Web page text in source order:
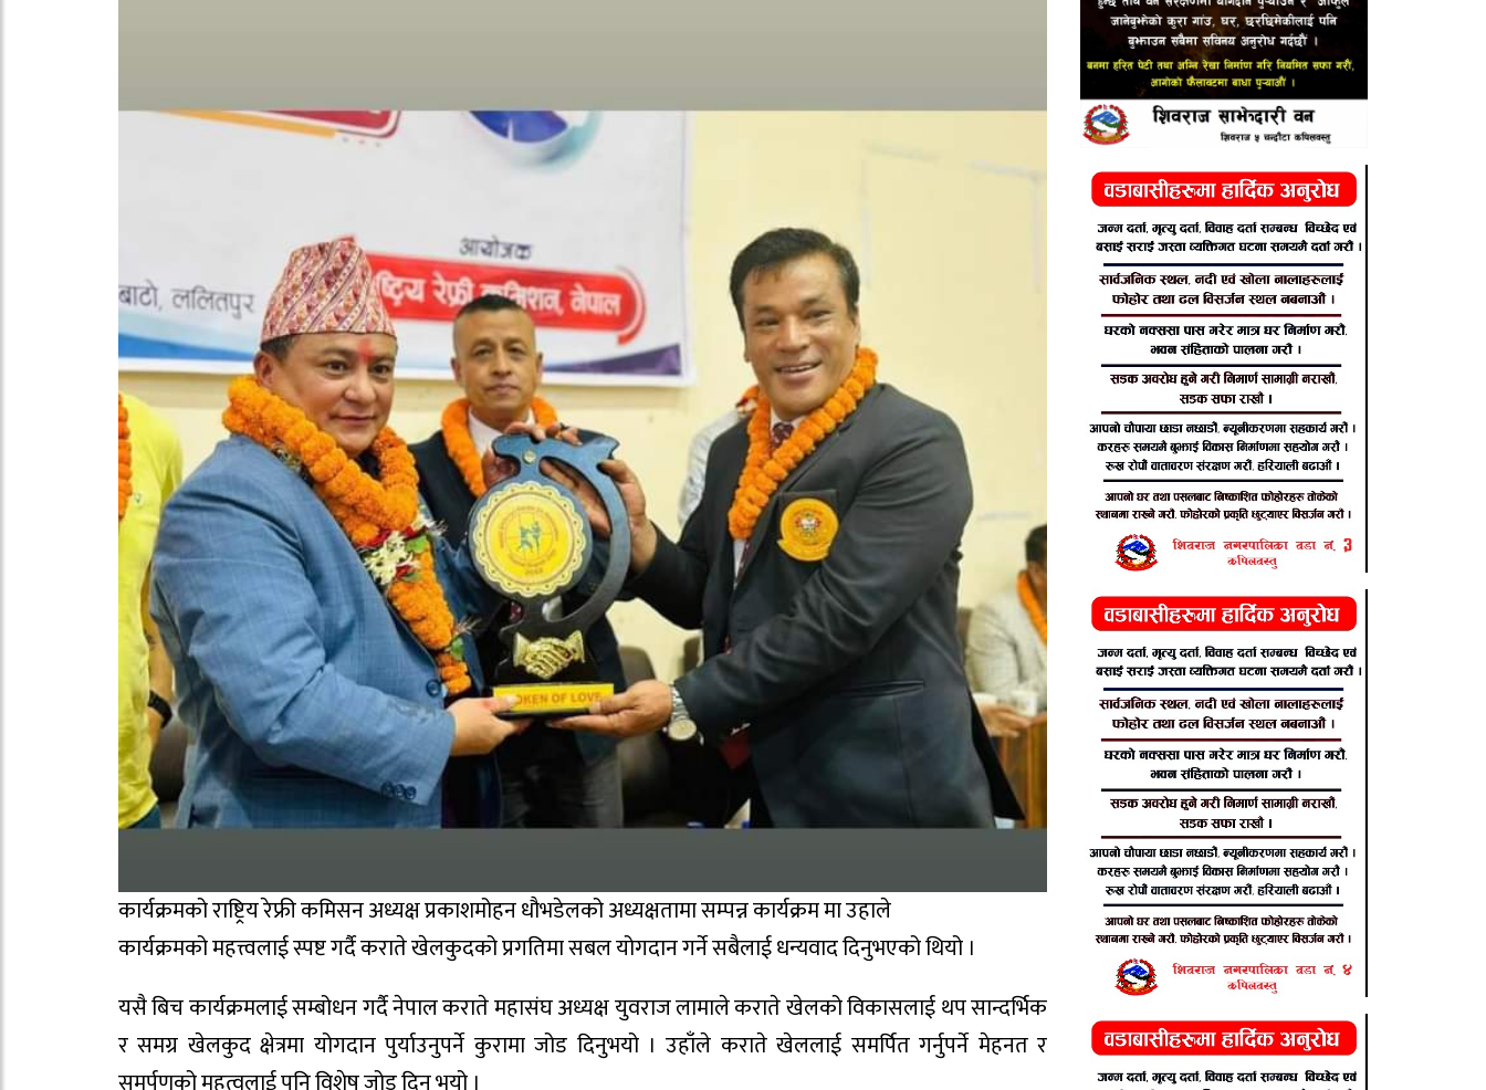
कार्यक्रमको राष्ट्रिय रेफ्री कमिसन अध्यक्ष प्रकाशमोहन धौभडेलको अध्यक्षतामा सम्पन्न कार्यक्रम मा उहाले
कार्यक्रमको महत्त्वलाई स्पष्ट गर्दै कराते खेलकुदको प्रगतिमा सबल योगदान गर्ने सबैलाई धन्यवाद दिनुभएको थियो ।
यसै बिच कार्यक्रमलाई सम्बोधन गर्दै नेपाल कराते महासंघ अध्यक्ष युवराज लामाले कराते खेलको विकासलाई थप सान्दर्भिक
र समग्र खेलकुद क्षेत्रमा योगदान पुर्याउनुपर्ने कुरामा जोड दिनुभयो । उहाँले कराते खेललाई समर्पित गर्नुपर्ने मेहनत र